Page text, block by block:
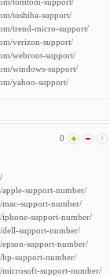
toshiba-support/
trend-micro-support/
verizon-support/
webroot-support/
windows-support/
yahoo-support/
0
support-number/
support-number/
support-number/
support-number/
support-number/
support-number/
support-number/